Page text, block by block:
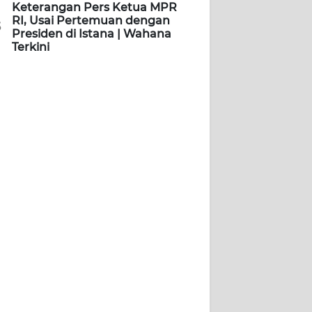
Keterangan Pers Ketua MPR
RI, Usai Pertemuan dengan
Presiden di Istana | Wahana
Terkini